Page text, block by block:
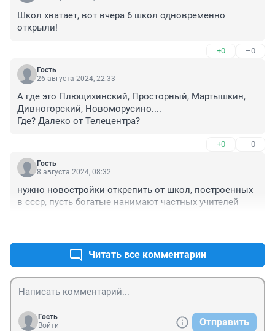
Школ хватает, вот вчера 6 школ одновременно
открыли!
+0 –0
Гость
26 августа 2024, 22:33
А где это Плющихинский, Просторный, Мартышкин,
Дивногорский, Новоморусино....
Где? Далеко от Телецентра?
+0 –0
Гость
8 августа 2024, 08:32
нужно новостройки открепить от школ, построенных
в ссср, пусть богатые нанимают частных учителей
Читать все комментарии
Гость
Войти
Отправить